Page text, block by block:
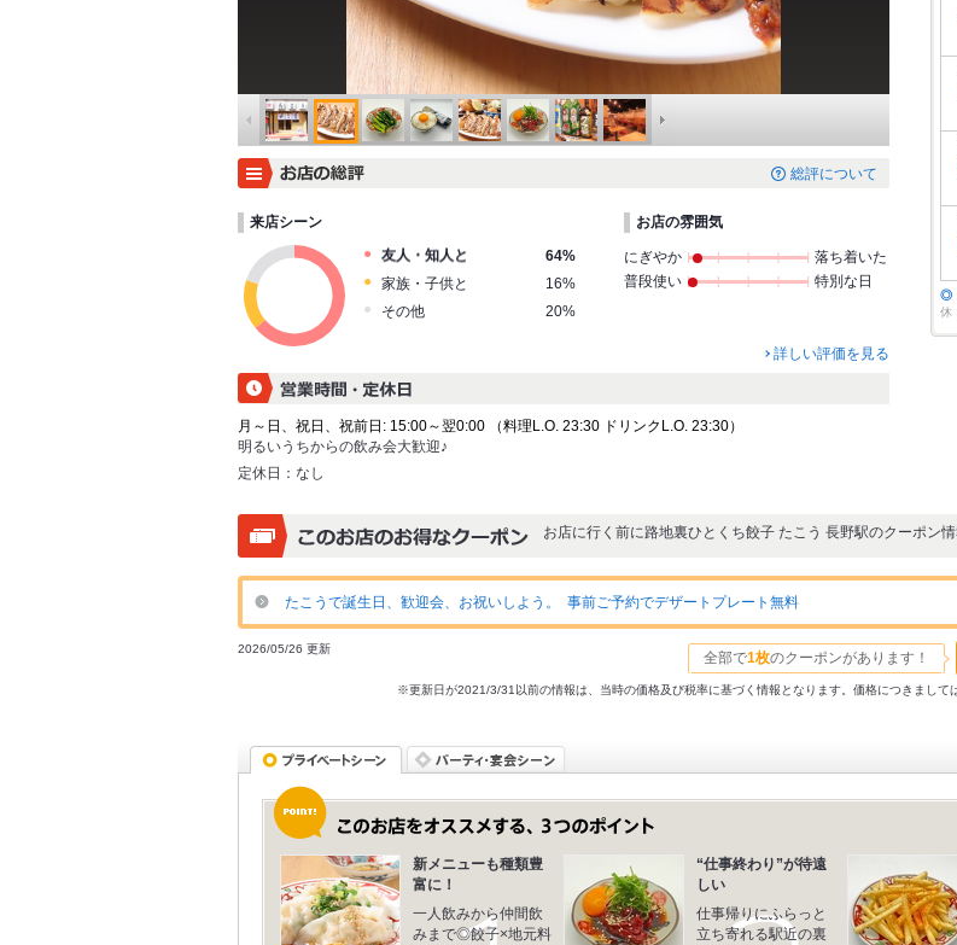
総評について
来店シーン
友人・知人と
64%
家族・子供と
16%
その他
20%
お店の雰囲気
にぎやか
落ち着いた
普段使い
特別な日
詳しい評価を見る
月～日、祝日、祝前日: 15:00～翌0:00 （料理L.O. 23:30 ドリンクL.O. 23:30）
明るいうちからの飲み会大歓迎♪
定休日： なし
◎
休
お店に行く前に路地裏ひとくち餃子 たこう 長野駅のクーポン情
たこうで誕生日、歓迎会、お祝いしよう。 事前ご予約でデザートプレート無料
全部で1枚のクーポンがあります！
2026/05/26 更新
※更新日が2021/3/31以前の情報は、当時の価格及び税率に基づく情報となります。価格につきまして
新メニューも種類豊
富に！
一人飲みから仲間飲
みまで◎餃子×地元料
“仕事終わり”が待遠
しい
仕事帰りにふらっと
立ち寄れる駅近の裏